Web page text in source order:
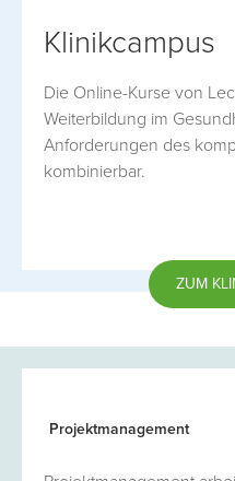
Klinikcampus
Die Online-Kurse von
Weiterbildung im
Anforderungen des
kombinierbar.
ZUM
Projektmanagement